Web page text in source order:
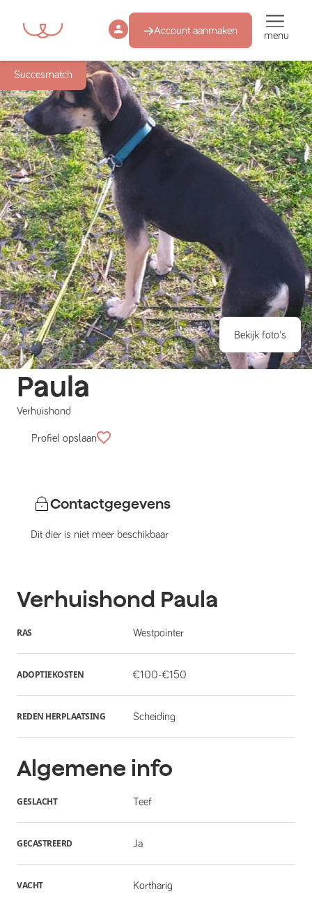
Account aanmaken menu
Succesmatch
Bekijk foto's
Paula
Verhuishond
Profiel opslaan
Contactgegevens
Dit dier is niet meer beschikbaar
Verhuishond Paula
RAS Westpointer
ADOPTIEKOSTEN €100-€150
REDEN HERPLAATSING Scheiding
Algemene info
GESLACHT Teef
GECASTREERD Ja
VACHT Kortharig